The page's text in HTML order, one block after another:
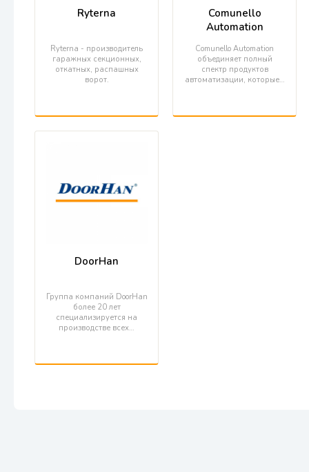
Ryterna
Ryterna - производитель
гаражных секционных,
откатных, распашных
ворот.
Comunello
Automation
Comunello Automation
объединяет полный
спектр продуктов
автоматизации, которые…
DoorHan
Группа компаний DoorHan
более 20 лет
специализируется на
производстве всех…